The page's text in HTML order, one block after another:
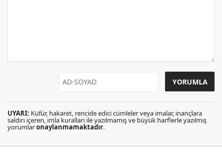
UYARI: Küfür, hakaret, rencide edici cümleler veya imalar, inançlara
saldırı içeren, imla kuralları ile yazılmamış ve büyük harflerle yazılmış
yorumlaronaylanmamaktadır.